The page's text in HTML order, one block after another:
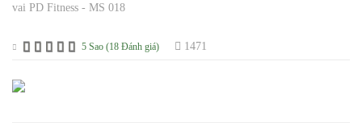
vai PD Fitness - MS 018
5 Sao (18 Đánh giá) 1471